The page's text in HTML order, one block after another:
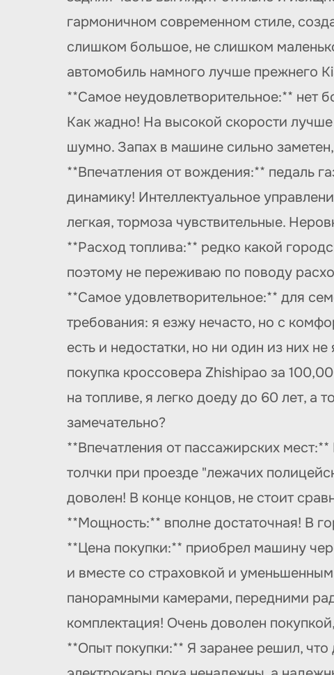
гармоничном современном стиле,
слишком большое, не слишком
автомобиль намного лучше прежнего
**Самое неудовлетворительное:** нет
Как жадно! На высокой скорости
шумно. Запах в машине сильно
**Впечатления от вождения:** педаль
динамику! Интеллектуальное
легкая, тормоза чувствительные.
**Расход топлива:** редко какой
поэтому не переживаю по поводу
**Самое удовлетворительное:** для
требования: я езжу нечасто, но с
есть и недостатки, но ни один из них
покупка кроссовера Zhishipao за
на топливе, я легко доеду до 60 лет, а
замечательно?
**Впечатления от пассажирских
толчки при проезде "лежачих
доволен! В конце концов, не стоит
**Мощность:** вполне достаточная! В
**Цена покупки:** приобрел машину
и вместе со страховкой и
панорамными камерами, передними
комплектация! Очень доволен
**Опыт покупки:** Я заранее решил,